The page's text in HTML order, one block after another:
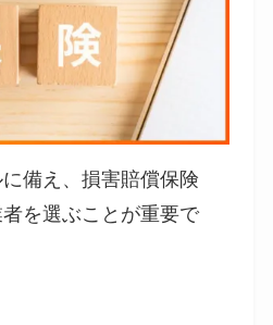
備え、損害賠償保険
を選ぶことが重要で